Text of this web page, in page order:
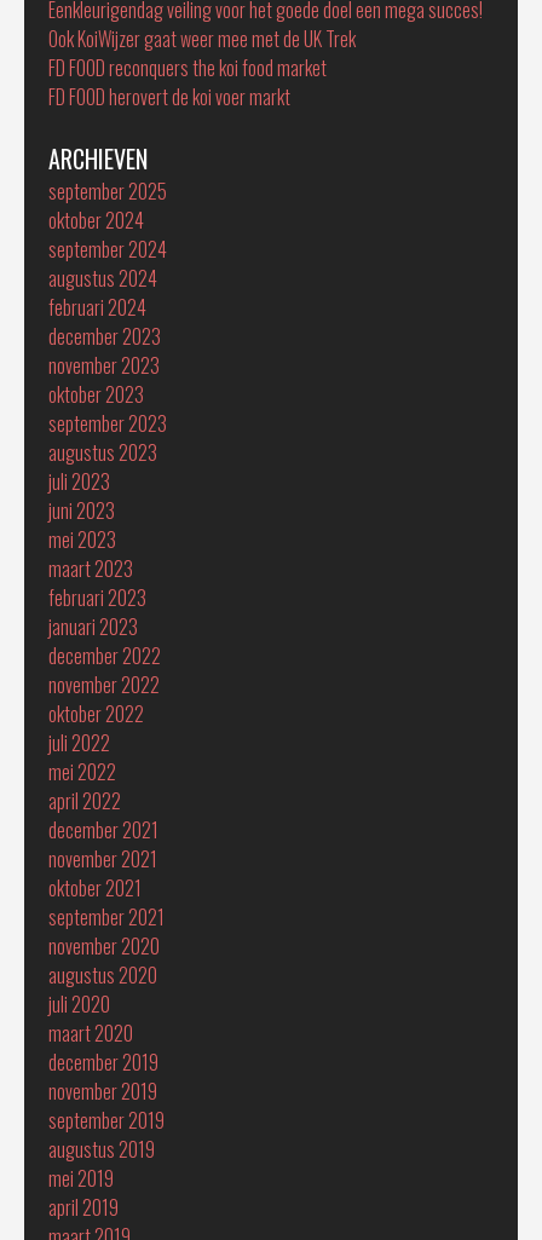
Eenkleurigendag veiling voor het goede doel een mega succes!
Ook KoiWijzer gaat weer mee met de UK Trek
FD FOOD reconquers the koi food market
FD FOOD herovert de koi voer markt
ARCHIEVEN
september 2025
oktober 2024
september 2024
augustus 2024
februari 2024
december 2023
november 2023
oktober 2023
september 2023
augustus 2023
juli 2023
juni 2023
mei 2023
maart 2023
februari 2023
januari 2023
december 2022
november 2022
oktober 2022
juli 2022
mei 2022
april 2022
december 2021
november 2021
oktober 2021
september 2021
november 2020
augustus 2020
juli 2020
maart 2020
december 2019
november 2019
september 2019
augustus 2019
mei 2019
april 2019